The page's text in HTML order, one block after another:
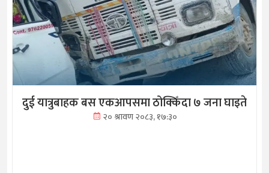
दुई यात्रुबाहक बस एकआपसमा ठोक्किँदा ७ जना घाइते
२० श्रावण २०८३, १७:३०